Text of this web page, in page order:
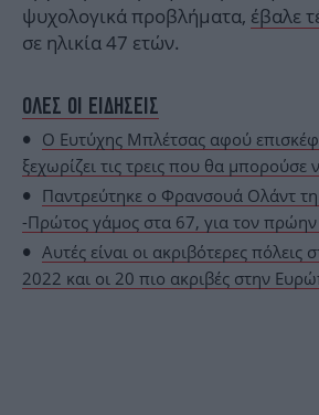
ψυχολογικά προβλήματα, έβαλε
σε ηλικία 47 ετών.
ΟΛΕΣ ΟΙ ΕΙΔΗΣΕΙΣ
Ο Ευτύχης Μπλέτσας αφού
ξεχωρίζει τις τρεις που θα μπορούσε
Παντρεύτηκε ο Φρανσουά Ολάντ τη
-Πρώτος γάμος στα 67, για τον
Αυτές είναι οι ακριβότερες πόλεις
2022 και οι 20 πιο ακριβές στην